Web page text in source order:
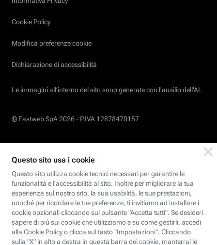
Cookie Policy
Modifica preferenze cookie
Dichiarazione di accessibilità
Le immagini all’interno del sito sono generate con l'ausilio dell'AI.
© Fastweb SpA 2026 - P.IVA 12878470157